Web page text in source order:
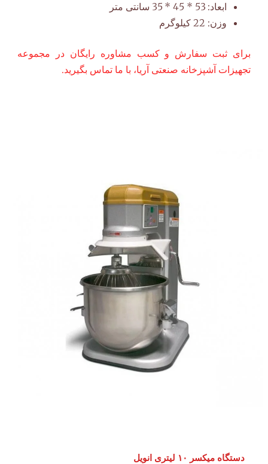
ابعاد: 53 * 45 * 35 سانتی متر
وزن: 22 کیلوگرم
برای ثبت سفارش و کسب مشاوره رایگان در مجموعه
تجهیزات آشپزخانه صنعتی آریا، با ما تماس بگیرید.
دستگاه میکسر ۱۰ لیتری انویل